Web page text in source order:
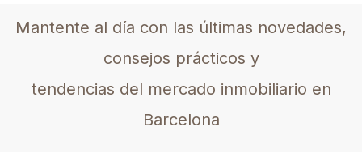
Mantente al día con las últimas novedades,
consejos prácticos y
tendencias del mercado inmobiliario en
Barcelona